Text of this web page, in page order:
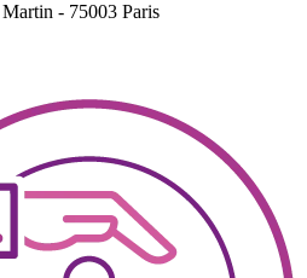
- 75003 Paris